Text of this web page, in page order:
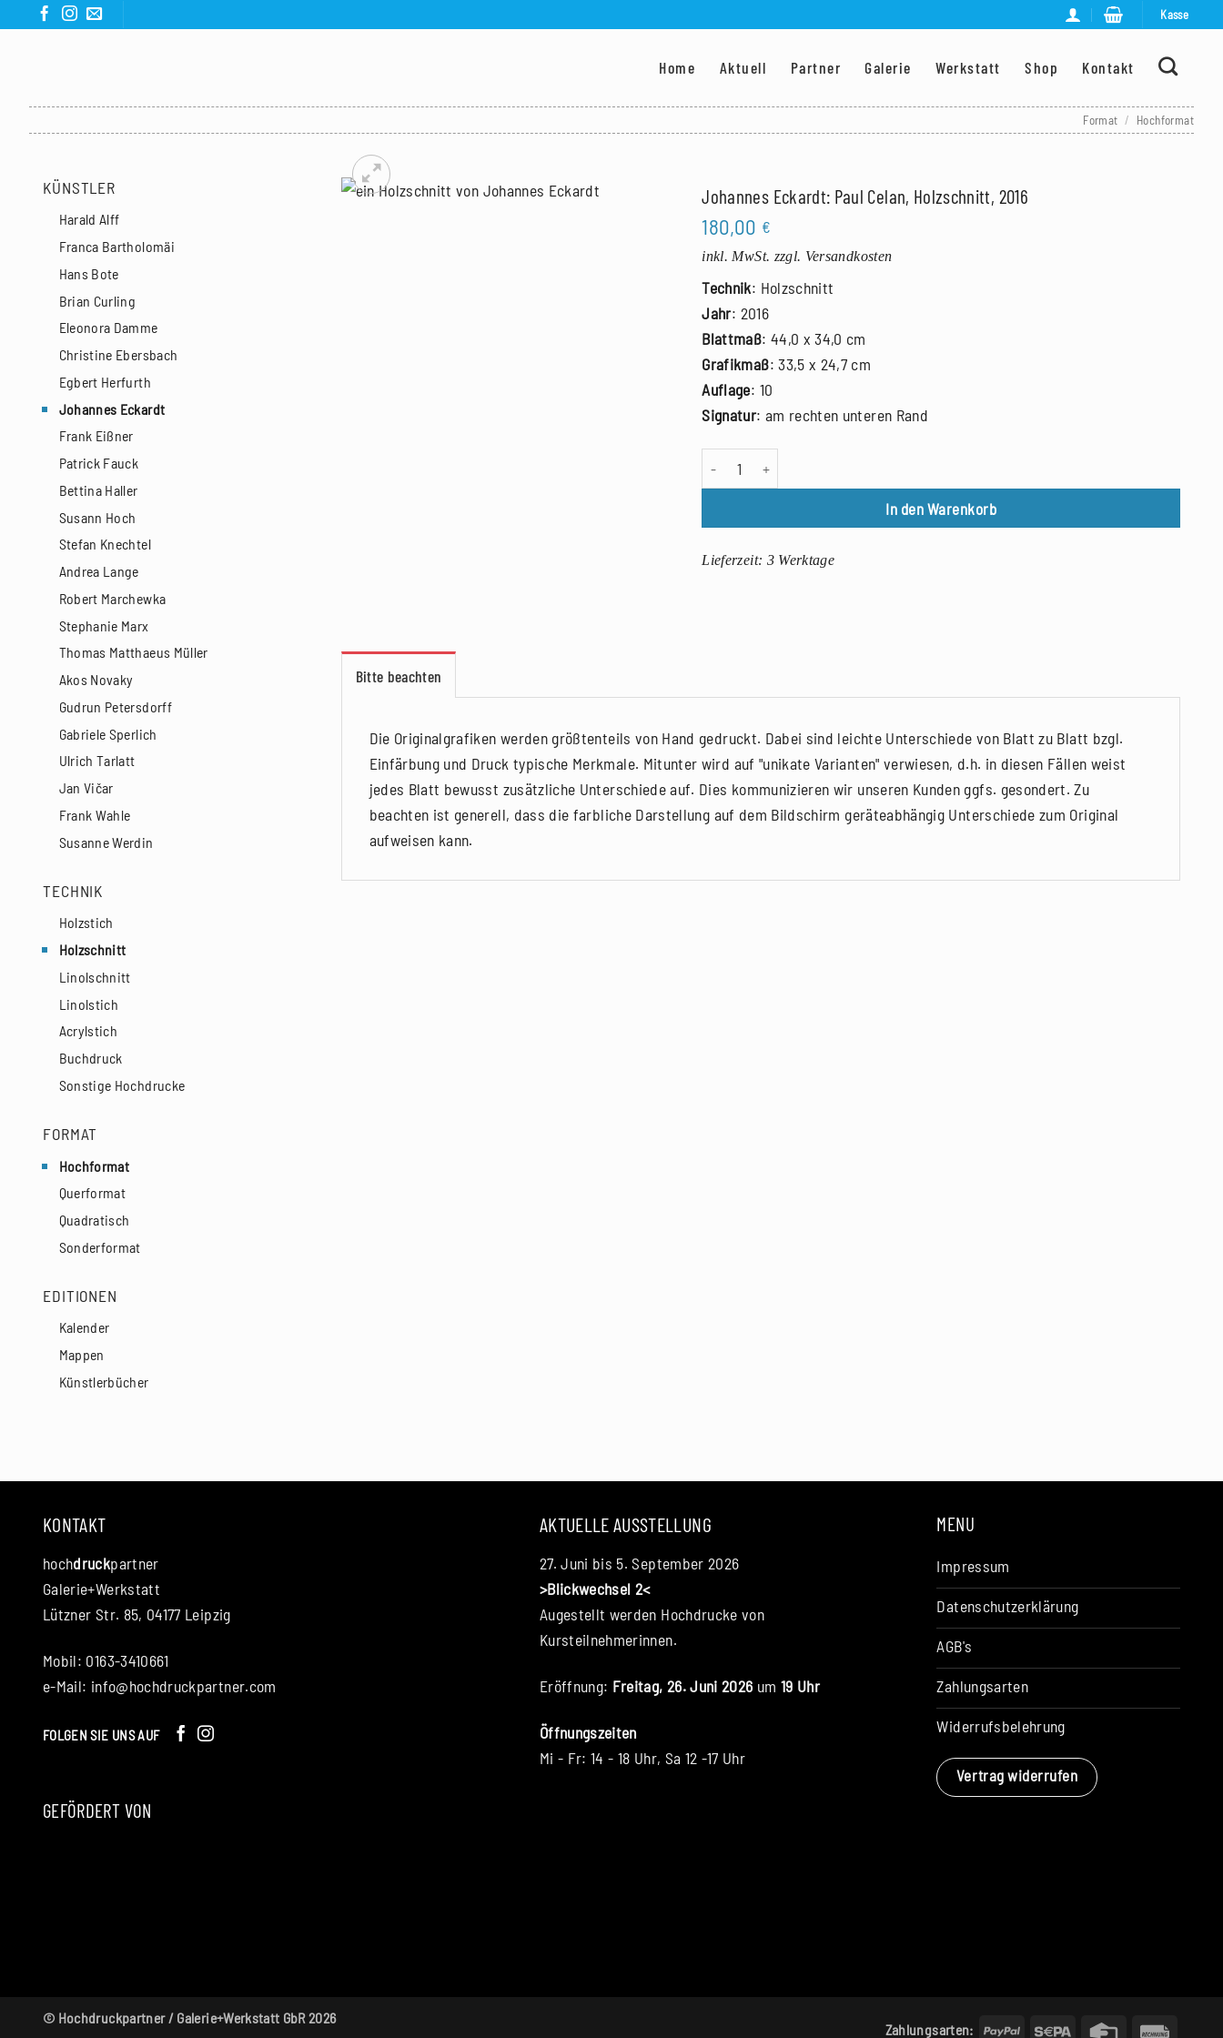
Kasse
Home Aktuell Partner Galerie Werkstatt Shop Kontakt
Format / Hochformat
KÜNSTLER
Harald Alff
Franca Bartholomäi
Hans Bote
Brian Curling
Eleonora Damme
Christine Ebersbach
Egbert Herfurth
Johannes Eckardt
Frank Eißner
Patrick Fauck
Bettina Haller
Susann Hoch
Stefan Knechtel
Andrea Lange
Robert Marchewka
Stephanie Marx
Thomas Matthaeus Müller
Akos Novaky
Gudrun Petersdorff
Gabriele Sperlich
Ulrich Tarlatt
Jan Vičar
Frank Wahle
Susanne Werdin
TECHNIK
Holzstich
Holzschnitt
Linolschnitt
Linolstich
Acrylstich
Buchdruck
Sonstige Hochdrucke
FORMAT
Hochformat
Querformat
Quadratisch
Sonderformat
EDITIONEN
Kalender
Mappen
Künstlerbücher
Johannes Eckardt: Paul Celan, Holzschnitt, 2016
180,00 €
inkl. MwSt. zzgl. Versandkosten
Technik: Holzschnitt
Jahr: 2016
Blattmaß: 44,0 x 34,0 cm
Grafikmaß: 33,5 x 24,7 cm
Auflage: 10
Signatur: am rechten unteren Rand
In den Warenkorb
Lieferzeit: 3 Werktage
Bitte beachten
Die Originalgrafiken werden größtenteils von Hand gedruckt. Dabei sind leichte Unterschiede von Blatt zu Blatt bzgl.
Einfärbung und Druck typische Merkmale. Mitunter wird auf "unikate Varianten" verwiesen, d.h. in diesen Fällen weist
jedes Blatt bewusst zusätzliche Unterschiede auf. Dies kommunizieren wir unseren Kunden ggfs. gesondert. Zu
beachten ist generell, dass die farbliche Darstellung auf dem Bildschirm geräteabhängig Unterschiede zum Original
aufweisen kann.
KONTAKT
hochdruckpartner
Galerie+Werkstatt
Lützner Str. 85, 04177 Leipzig
Mobil: 0163-3410661
e-Mail: info@hochdruckpartner.com
FOLGEN SIE UNS AUF
GEFÖRDERT VON
AKTUELLE AUSSTELLUNG
27. Juni bis 5. September 2026
>Blickwechsel 2<
Augestellt werden Hochdrucke von
Kursteilnehmerinnen.
Eröffnung: Freitag, 26. Juni 2026 um 19 Uhr
Öffnungszeiten
Mi - Fr: 14 - 18 Uhr, Sa 12 -17 Uhr
MENU
Impressum
Datenschutzerklärung
AGB's
Zahlungsarten
Widerrufsbelehrung
Vertrag widerrufen
Zahlungsarten: PayPal Sepa Credit
© Hochdruckpartner / Galerie+Werkstatt GbR 2026